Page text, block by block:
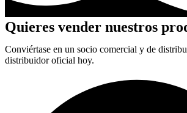
Quieres vender nuestros
Conviértase en un socio comercial y de
distribuidor oficial hoy.